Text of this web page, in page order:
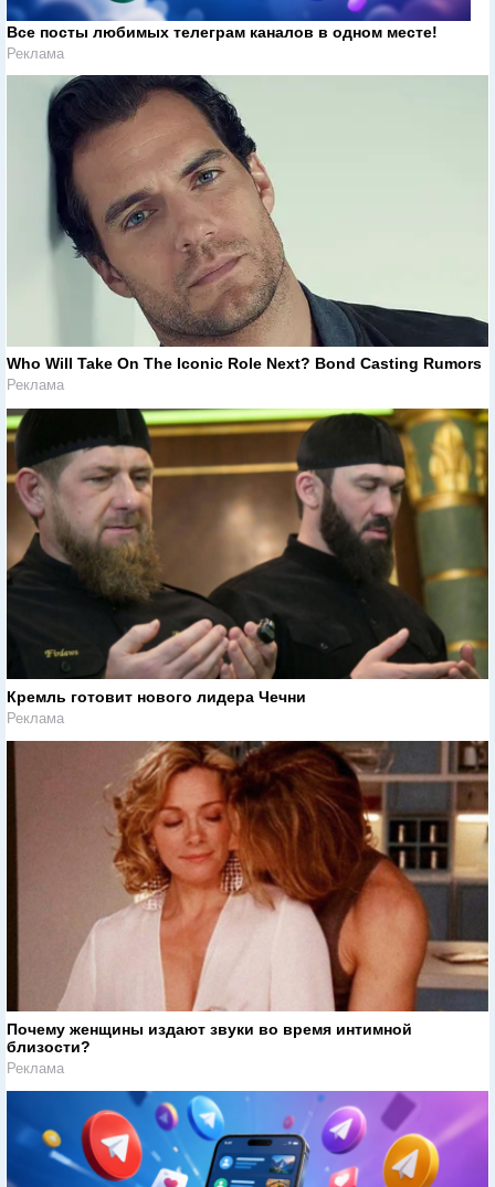
Все посты любимых телеграм каналов в одном месте!
Реклама
Who Will Take On The Iconic Role Next? Bond Casting Rumors
Реклама
Кремль готовит нового лидера Чечни
Реклама
Почему женщины издают звуки во время интимной
близости?
Реклама